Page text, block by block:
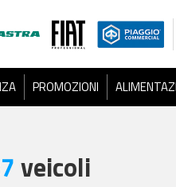
PROMOZIONI
veicoli